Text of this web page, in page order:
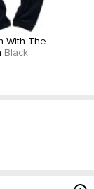
With The
Black